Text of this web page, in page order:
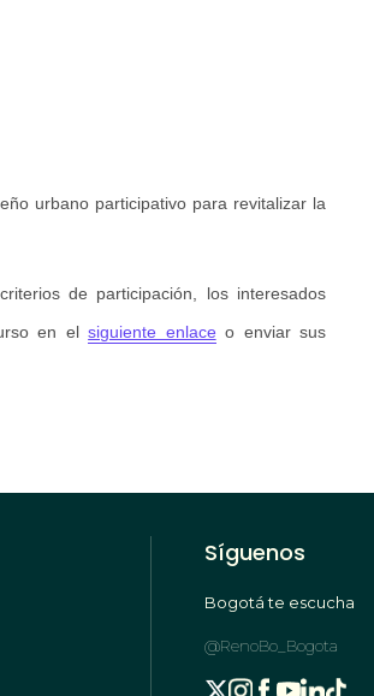
urbano participativo para revitalizar la
de participación, los interesados
en elsiguiente enlace o enviar sus
Síguenos
Bogotá te escucha
@RenoBo_Bogota